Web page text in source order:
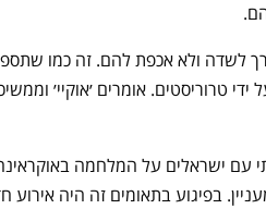
לשדה ולא אכפת להם. זה כמו
טרוריסטים. אומרים ׳אוקיי׳
עם ישראלים על המלחמה
בפיגוע בתאומים זה היה אירוע